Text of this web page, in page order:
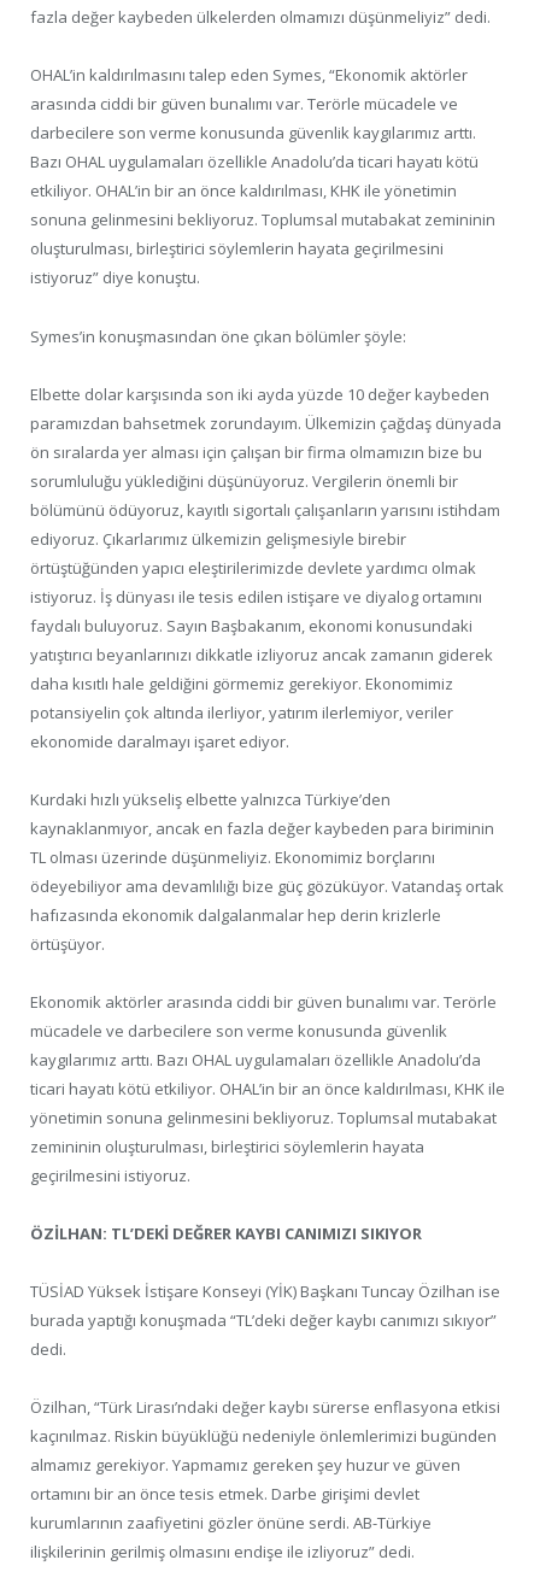
fazla değer kaybeden ülkelerden olmamızı düşünmeliyiz” dedi.
OHAL’in kaldırılmasını talep eden Symes, “Ekonomik aktörler
arasında ciddi bir güven bunalımı var. Terörle mücadele ve
darbecilere son verme konusunda güvenlik kaygılarımız arttı.
Bazı OHAL uygulamaları özellikle Anadolu’da ticari hayatı kötü
etkiliyor. OHAL’in bir an önce kaldırılması, KHK ile yönetimin
sonuna gelinmesini bekliyoruz. Toplumsal mutabakat zemininin
oluşturulması, birleştirici söylemlerin hayata geçirilmesini
istiyoruz” diye konuştu.
Symes’in konuşmasından öne çıkan bölümler şöyle:
Elbette dolar karşısında son iki ayda yüzde 10 değer kaybeden
paramızdan bahsetmek zorundayım. Ülkemizin çağdaş dünyada
ön sıralarda yer alması için çalışan bir firma olmamızın bize bu
sorumluluğu yüklediğini düşünüyoruz. Vergilerin önemli bir
bölümünü ödüyoruz, kayıtlı sigortalı çalışanların yarısını istihdam
ediyoruz. Çıkarlarımız ülkemizin gelişmesiyle birebir
örtüştüğünden yapıcı eleştirilerimizde devlete yardımcı olmak
istiyoruz. İş dünyası ile tesis edilen istişare ve diyalog ortamını
faydalı buluyoruz. Sayın Başbakanım, ekonomi konusundaki
yatıştırıcı beyanlarınızı dikkatle izliyoruz ancak zamanın giderek
daha kısıtlı hale geldiğini görmemiz gerekiyor. Ekonomimiz
potansiyelin çok altında ilerliyor, yatırım ilerlemiyor, veriler
ekonomide daralmayı işaret ediyor.
Kurdaki hızlı yükseliş elbette yalnızca Türkiye’den
kaynaklanmıyor, ancak en fazla değer kaybeden para biriminin
TL olması üzerinde düşünmeliyiz. Ekonomimiz borçlarını
ödeyebiliyor ama devamlılığı bize güç gözüküyor. Vatandaş ortak
hafızasında ekonomik dalgalanmalar hep derin krizlerle
örtüşüyor.
Ekonomik aktörler arasında ciddi bir güven bunalımı var. Terörle
mücadele ve darbecilere son verme konusunda güvenlik
kaygılarımız arttı. Bazı OHAL uygulamaları özellikle Anadolu’da
ticari hayatı kötü etkiliyor. OHAL’in bir an önce kaldırılması, KHK ile
yönetimin sonuna gelinmesini bekliyoruz. Toplumsal mutabakat
zemininin oluşturulması, birleştirici söylemlerin hayata
geçirilmesini istiyoruz.
ÖZİLHAN: TL’DEKİ DEĞRER KAYBI CANIMIZI SIKIYOR
TÜSİAD Yüksek İstişare Konseyi (YİK) Başkanı Tuncay Özilhan ise
burada yaptığı konuşmada “TL’deki değer kaybı canımızı sıkıyor”
dedi.
Özilhan, “Türk Lirası’ndaki değer kaybı sürerse enflasyona etkisi
kaçınılmaz. Riskin büyüklüğü nedeniyle önlemlerimizi bugünden
almamız gerekiyor. Yapmamız gereken şey huzur ve güven
ortamını bir an önce tesis etmek. Darbe girişimi devlet
kurumlarının zaafiyetini gözler önüne serdi. AB-Türkiye
ilişkilerinin gerilmiş olmasını endişe ile izliyoruz” dedi.